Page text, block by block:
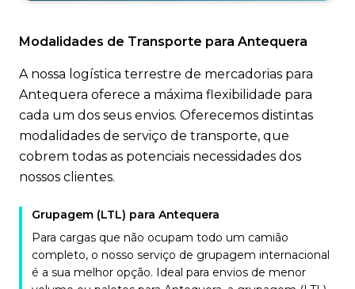
Modalidades de Transporte para Antequera
A nossa logística terrestre de mercadorias para
Antequera oferece a máxima flexibilidade para
cada um dos seus envios. Oferecemos distintas
modalidades de serviço de transporte, que
cobrem todas as potenciais necessidades dos
nossos clientes.
Grupagem (LTL) para Antequera
Para cargas que não ocupam todo um camião
completo, o nosso serviço de grupagem internacional
é a sua melhor opção. Ideal para envios de menor